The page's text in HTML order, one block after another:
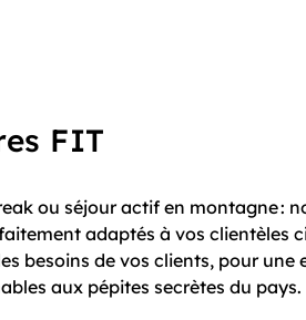
FIT
ou séjour actif en montagne :
adaptés à vos clientèles
besoins de vos clients, pour une
aux pépites secrètes du pays.